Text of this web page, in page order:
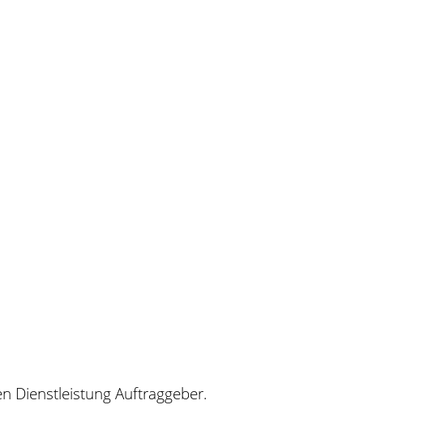
Dienstleistung Auftraggeber.